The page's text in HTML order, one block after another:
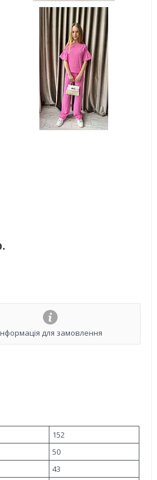
для замовлення
152
50
43